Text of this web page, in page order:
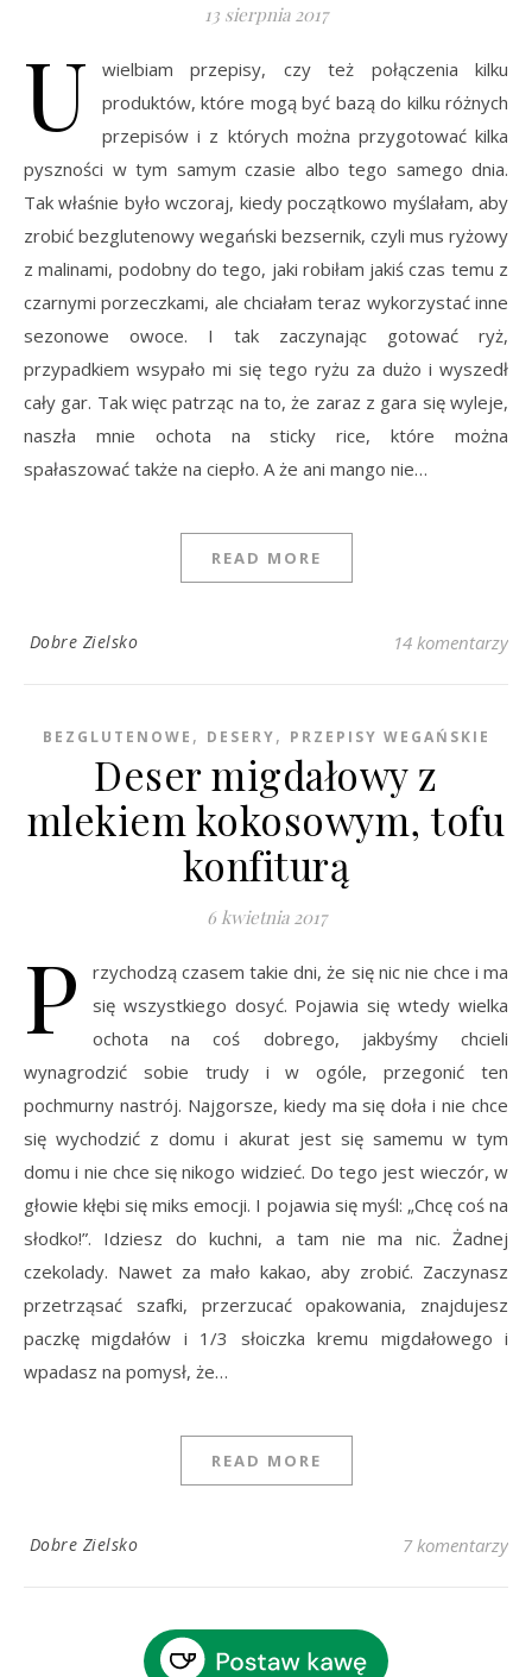
13 sierpnia 2017
U
wielbiam przepisy, czy też połączenia kilku
produktów, które mogą być bazą do kilku różnych
przepisów i z których można przygotować kilka
pyszności w tym samym czasie albo tego samego dnia.
Tak właśnie było wczoraj, kiedy początkowo myślałam, aby
zrobić bezglutenowy wegański bezsernik, czyli mus ryżowy
z malinami, podobny do tego, jaki robiłam jakiś czas temu z
czarnymi porzeczkami, ale chciałam teraz wykorzystać inne
sezonowe owoce. I tak zaczynając gotować ryż,
przypadkiem wsypało mi się tego ryżu za dużo i wyszedł
cały gar. Tak więc patrząc na to, że zaraz z gara się wyleje,
naszła mnie ochota na sticky rice, które można
spałaszować także na ciepło. A że ani mango nie…
READ MORE
Dobre Zielsko 14 komentarzy
BEZGLUTENOWE , DESERY, PRZEPISY WEGAŃSKIE
Deser migdałowy z
mlekiem kokosowym, tofu
konfiturą
6 kwietnia 2017
P
rzychodzą czasem takie dni, że się nic nie chce i ma
się wszystkiego dosyć. Pojawia się wtedy wielka
ochota na coś dobrego, jakbyśmy chcieli
wynagrodzić sobie trudy i w ogóle, przegonić ten
pochmurny nastrój. Najgorsze, kiedy ma się doła i nie chce
się wychodzić z domu i akurat jest się samemu w tym
domu i nie chce się nikogo widzieć. Do tego jest wieczór, w
głowie kłębi się miks emocji. I pojawia się myśl: „Chcę coś na
słodko!”. Idziesz do kuchni, a tam nie ma nic. Żadnej
czekolady. Nawet za mało kakao, aby zrobić. Zaczynasz
przetrząsać szafki, przerzucać opakowania, znajdujesz
paczkę migdałów i 1/3 słoiczka kremu migdałowego i
wpadasz na pomysł, że…
READ MORE
Dobre Zielsko 7 komentarzy